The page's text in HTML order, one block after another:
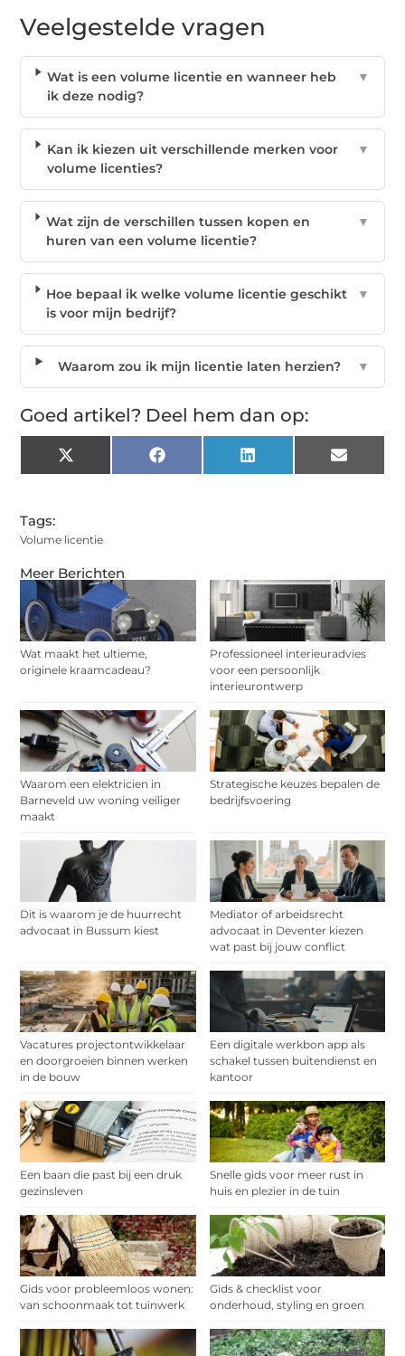
Meer Berichten
Wat maakt het ultieme,
originele kraamcadeau?
Professioneel interieuradvies
voor een persoonlijk
interieurontwerp
Waarom een elektricien in
Barneveld uw woning veiliger
maakt
Strategische keuzes bepalen de
bedrijfsvoering
Dit is waarom je de huurrecht
advocaat in Bussum kiest
Mediator of arbeidsrecht
advocaat in Deventer kiezen
wat past bij jouw conflict
Vacatures projectontwikkelaar
en doorgroeien binnen werken
in de bouw
Een digitale werkbon app als
schakel tussen buitendienst en
kantoor
Een baan die past bij een druk
gezinsleven
Snelle gids voor meer rust in
huis en plezier in de tuin
Gids voor probleemloos wonen:
van schoonmaak tot tuinwerk
Gids & checklist voor
onderhoud, styling en groen
Veelgestelde vragen
Wat is een volume licentie en wanneer heb
ik deze nodig?
▼
Kan ik kiezen uit verschillende merken voor
volume licenties?
▼
Wat zijn de verschillen tussen kopen en
huren van een volume licentie?
▼
Hoe bepaal ik welke volume licentie geschikt
is voor mijn bedrijf?
▼
Waarom zou ik mijn licentie laten herzien? ▼
Goed artikel? Deel hem dan op:
X
(Twitter)
Facebook LinkedIn Email
Tags:
Volume licentie